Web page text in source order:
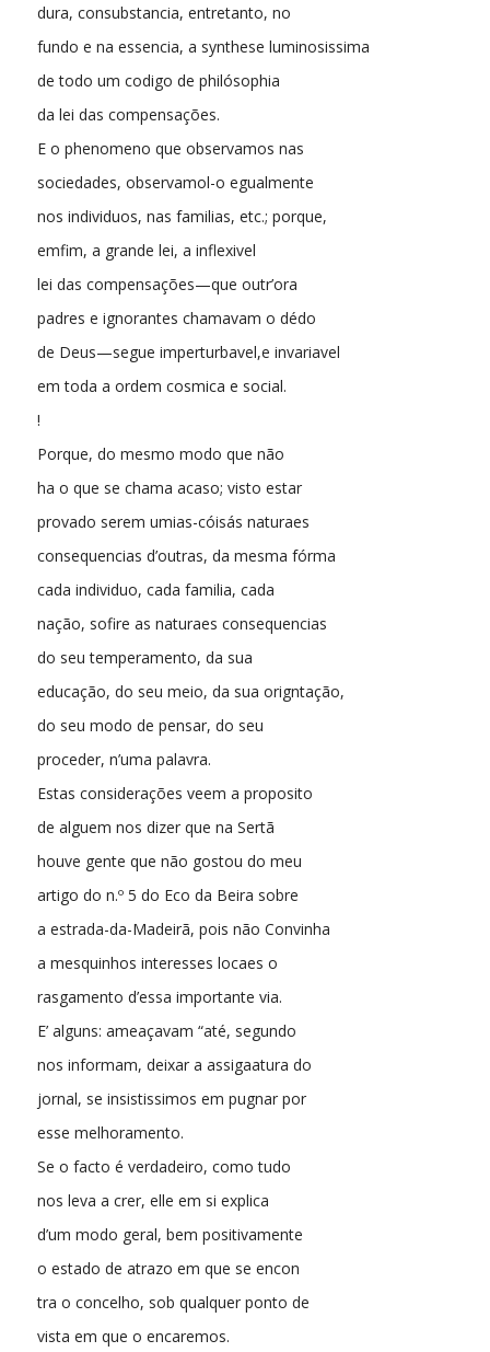
dura, consubstancia, entretanto, no
fundo e na essencia, a synthese luminosissima
de todo um codigo de philósophia
da lei das compensações.
E o phenomeno que observamos nas
sociedades, observamol-o egualmente
nos individuos, nas familias, etc.; porque,
emfim, a grande lei, a inflexivel
lei das compensações—que outr’ora
padres e ignorantes chamavam o dédo
de Deus—segue imperturbavel,e invariavel
em toda a ordem cosmica e social.
!
Porque, do mesmo modo que não
ha o que se chama acaso; visto estar
provado serem umias-cóisás naturaes
consequencias d’outras, da mesma fórma
cada individuo, cada familia, cada
nação, sofire as naturaes consequencias
do seu temperamento, da sua
educação, do seu meio, da sua origntação,
do seu modo de pensar, do seu
proceder, n’uma palavra.
Estas considerações veem a proposito
de alguem nos dizer que na Sertã
houve gente que não gostou do meu
artigo do n.º 5 do Eco da Beira sobre
a estrada-da-Madeirã, pois não Convinha
a mesquinhos interesses locaes o
rasgamento d’essa importante via.
E’ alguns: ameaçavam “até, segundo
nos informam, deixar a assigaatura do
jornal, se insistissimos em pugnar por
esse melhoramento.
Se o facto é verdadeiro, como tudo
nos leva a crer, elle em si explica
d’um modo geral, bem positivamente
o estado de atrazo em que se encon
tra o concelho, sob qualquer ponto de
vista em que o encaremos.